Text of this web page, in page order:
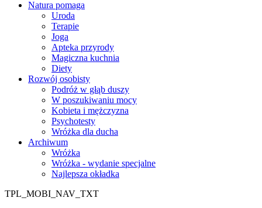
Natura pomaga
Uroda
Terapie
Joga
Apteka przyrody
Magiczna kuchnia
Diety
Rozwój osobisty
Podróż w głąb duszy
W poszukiwaniu mocy
Kobieta i mężczyzna
Psychotesty
Wróżka dla ducha
Archiwum
Wróżka
Wróżka - wydanie specjalne
Najlepsza okładka
TPL_MOBI_NAV_TXT